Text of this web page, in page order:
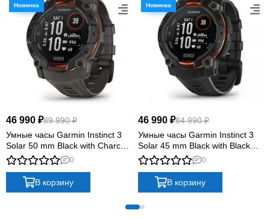
ЗАЩИЩЁННАЯ КОНСТРУКЦИЯ И
ПОНЯТНАЯ НАВИГАЦИЯ
Надёжная основа для
активного дня
водозащиту 10 ATM, хорошо читаемый MIP-
дисплей, навигацию по нескольким спутниковым
системам, спортивные профили и ключевые
показатели здоровья.
46 990 ₽89 990 ₽
Умные часы Garmin Instinct 3
Solar 50 mm Black with Charcoal
Band
0
В корзину
46 990 ₽84 990 ₽
Умные часы Garmin Instinct 3
Solar 45 mm Black with Black
Band
0
В корзину